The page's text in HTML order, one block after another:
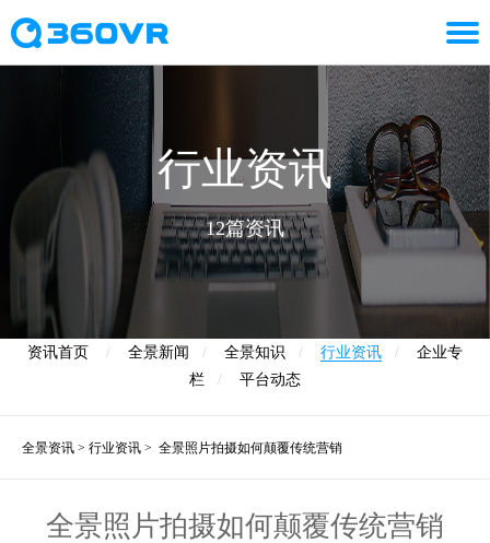
行业资讯
12篇资讯
资讯首页 / 全景新闻 / 全景知识 / 行业资讯 /
企业专
栏
/ 平台动态
全景资讯 > 行业资讯 > 全景照片拍摄如何颠覆传统营销
全景照片拍摄如何颠覆传统营销